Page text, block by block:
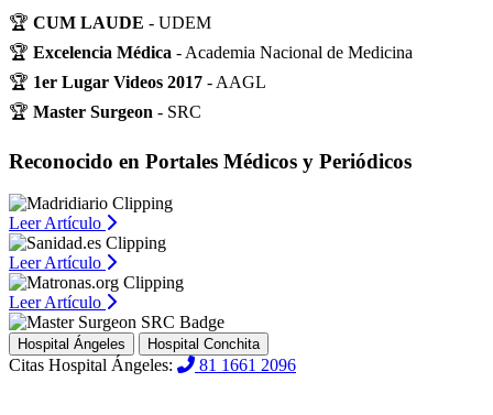
🏆 CUM LAUDE - UDEM
🏆 Excelencia Médica - Academia Nacional de Medicina
🏆 1er Lugar Videos 2017 - AAGL
🏆 Master Surgeon - SRC
Reconocido en Portales Médicos y Periódicos
Leer Artículo
Leer Artículo
Leer Artículo
Hospital Ángeles Hospital Conchita
Citas Hospital Ángeles: 81 1661 2096